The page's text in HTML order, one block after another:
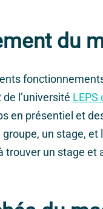
du
l’université LEPS
en présentiel et
un stage,
trouver un stage et